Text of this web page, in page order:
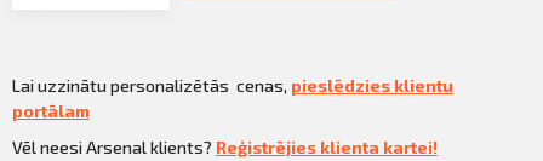
Lai uzzinātu personalizētās cenas, pieslēdzies klientu
portālam
Vēl neesi Arsenal klients? Reģistrējies klienta kartei!